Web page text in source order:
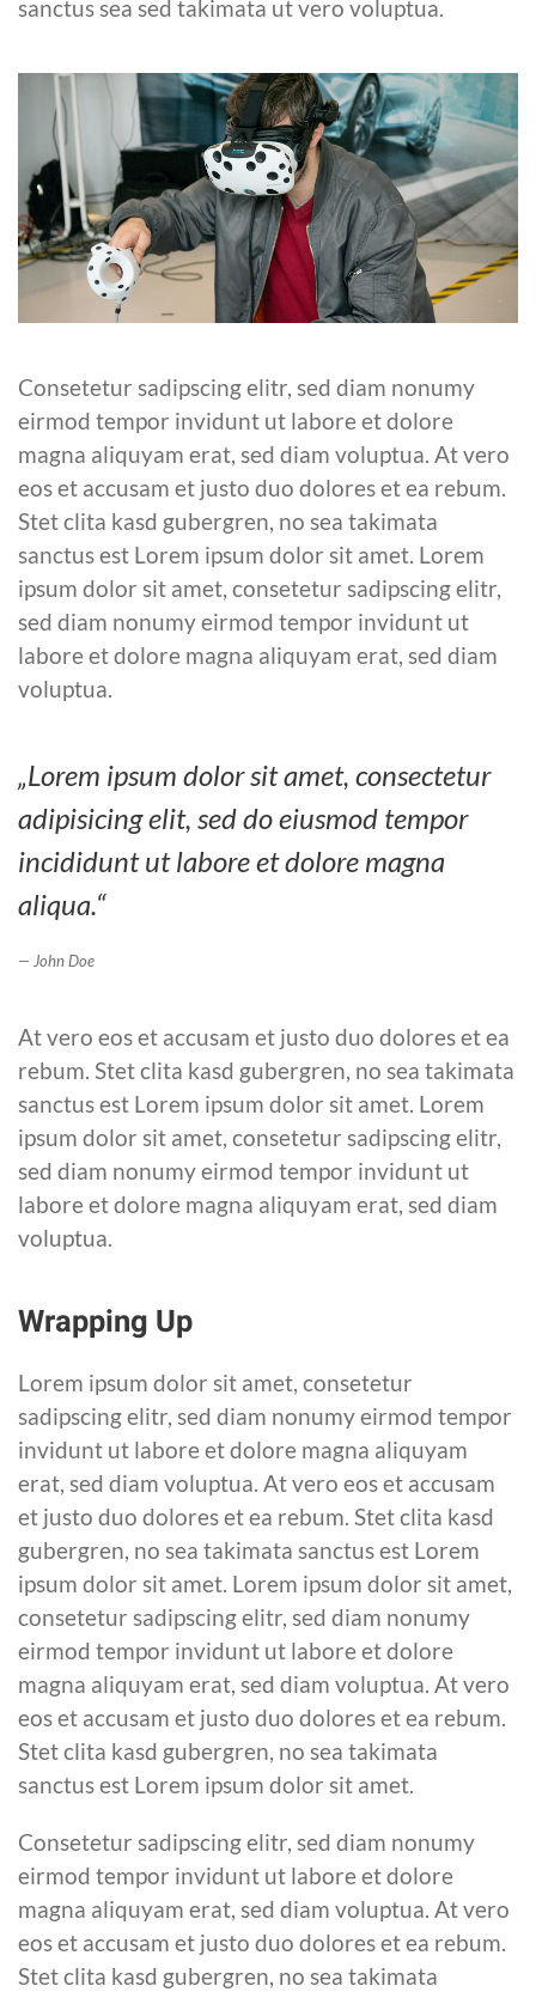
sanctus sea sed takimata ut vero voluptua.
Consetetur sadipscing elitr, sed diam nonumy
eirmod tempor invidunt ut labore et dolore
magna aliquyam erat, sed diam voluptua. At vero
eos et accusam et justo duo dolores et ea rebum.
Stet clita kasd gubergren, no sea takimata
sanctus est Lorem ipsum dolor sit amet. Lorem
ipsum dolor sit amet, consetetur sadipscing elitr,
sed diam nonumy eirmod tempor invidunt ut
labore et dolore magna aliquyam erat, sed diam
voluptua.
„Lorem ipsum dolor sit amet, consectetur
adipisicing elit, sed do eiusmod tempor
incididunt ut labore et dolore magna
aliqua.“
John Doe
At vero eos et accusam et justo duo dolores et ea
rebum. Stet clita kasd gubergren, no sea takimata
sanctus est Lorem ipsum dolor sit amet. Lorem
ipsum dolor sit amet, consetetur sadipscing elitr,
sed diam nonumy eirmod tempor invidunt ut
labore et dolore magna aliquyam erat, sed diam
voluptua.
Wrapping Up
Lorem ipsum dolor sit amet, consetetur
sadipscing elitr, sed diam nonumy eirmod tempor
invidunt ut labore et dolore magna aliquyam
erat, sed diam voluptua. At vero eos et accusam
et justo duo dolores et ea rebum. Stet clita kasd
gubergren, no sea takimata sanctus est Lorem
ipsum dolor sit amet. Lorem ipsum dolor sit amet,
consetetur sadipscing elitr, sed diam nonumy
eirmod tempor invidunt ut labore et dolore
magna aliquyam erat, sed diam voluptua. At vero
eos et accusam et justo duo dolores et ea rebum.
Stet clita kasd gubergren, no sea takimata
sanctus est Lorem ipsum dolor sit amet.
Consetetur sadipscing elitr, sed diam nonumy
eirmod tempor invidunt ut labore et dolore
magna aliquyam erat, sed diam voluptua. At vero
eos et accusam et justo duo dolores et ea rebum.
Stet clita kasd gubergren, no sea takimata